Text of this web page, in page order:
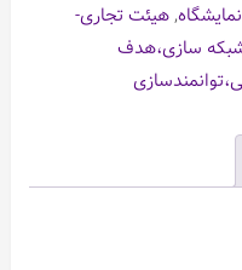
نمایشگاه,هیئت تجاری-
سازی،هدف